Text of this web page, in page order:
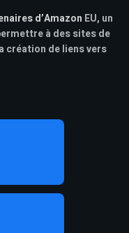
d’Amazon EU, un
à des sites de
création de liens vers